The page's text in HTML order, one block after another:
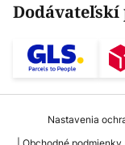
Nastavenia